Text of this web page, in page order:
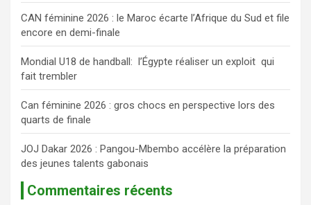
e
r
CAN féminine 2026 : le Maroc écarte l’Afrique du Sud et file
encore en demi-finale
Mondial U18 de handball: l’Égypte réaliser un exploit qui
fait trembler
Can féminine 2026 : gros chocs en perspective lors des
quarts de finale
JOJ Dakar 2026 : Pangou-Mbembo accélère la préparation
des jeunes talents gabonais
Commentaires récents